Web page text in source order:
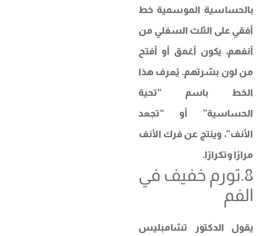
بالحساسية الموسمية خط
أفقي على الثلث السفلي من
أنفهم، يكون أغمق أو أفتح
من لون بشرتهم. يُعرف هذا
الخط باسم “تحية
الحساسية” أو “تجعد
الأنف”، وينتج عن فرك الأنف
مرارًا وتكرارًا.
8.تورم خفيف في
الفم
يقول الدكتور تشامبليس